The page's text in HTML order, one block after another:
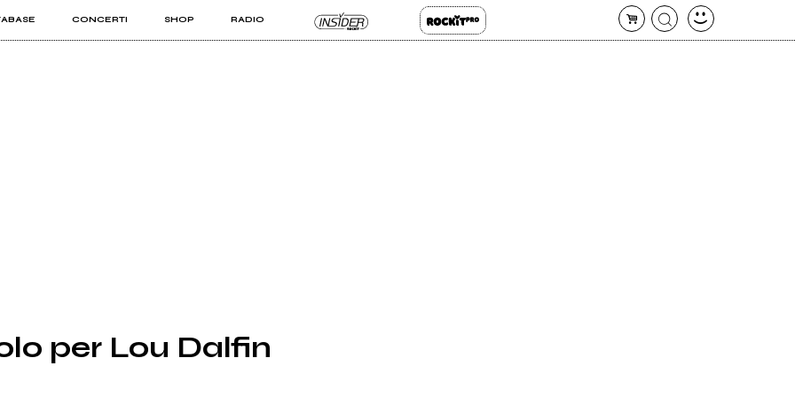
CONCERTI SHOP RADIO
PRO
per Lou Dalfin